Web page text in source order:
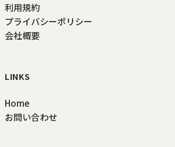
利用規約
プライバシーポリシー
会社概要
LINKS
Home
お問い合わせ